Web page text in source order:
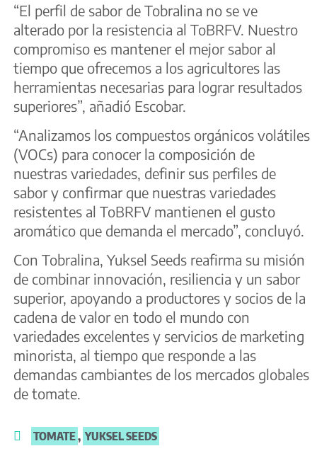
“El perfil de sabor de Tobralina no se ve
alterado por la resistencia al ToBRFV. Nuestro
compromiso es mantener el mejor sabor al
tiempo que ofrecemos a los agricultores las
herramientas necesarias para lograr resultados
superiores”, añadió Escobar.
“Analizamos los compuestos orgánicos volátiles
(VOCs) para conocer la composición de
nuestras variedades, definir sus perfiles de
sabor y confirmar que nuestras variedades
resistentes al ToBRFV mantienen el gusto
aromático que demanda el mercado”, concluyó.
Con Tobralina, Yuksel Seeds reafirma su misión
de combinar innovación, resiliencia y un sabor
superior, apoyando a productores y socios de la
cadena de valor en todo el mundo con
variedades excelentes y servicios de marketing
minorista, al tiempo que responde a las
demandas cambiantes de los mercados globales
de tomate.
TOMATE, YUKSEL SEEDS